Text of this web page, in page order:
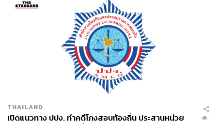
กลุ่มผู้ต้องหาไม่มีพฤติการณ์หลบหนี จึงยื่นขออนุญาตต่อ สุร
พันธ์ กิจพ่อค้า อธิบดีอัยการ สำนักงานคดีปราบปรามการ
ทุจริต ขอไม่ฝากขังผู้ต้องหาทั้งหมดและปล่อยชั่วคราวไป
โดยอธิบดีอัยการ สำนักงานคดีปราบปรามการทุจริต มีคำสั่ง
อนุญาตไม่ฝากขัง ให้ปล่อยตัวชั่วคราว และให้มาพบพนักงาน
อัยการตามกำหนดในวันที่ 28 สิงหาคม 2567
สำหรับคดีนี้ ณัฏฐกิตติ์ได้แจ้งความร้องทุกข์กล่าวโทษ ยศว
มีพฤติการณ์เรียกรับเงิน เพื่อแลกกับการไม่ร้องเรียนเรื่อง
THAILAND
เปิดแนวทาง ปปง. ทำคดีโกงสอบท้องถิ่น ประสานหน่วย